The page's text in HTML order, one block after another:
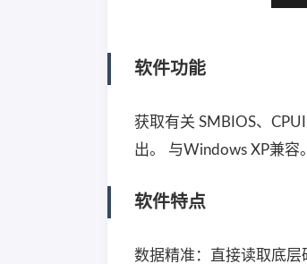
软件功能
获取有关 SMBIOS、
出。 与Windows XP兼容。
软件特点
数据精准：直接读取底